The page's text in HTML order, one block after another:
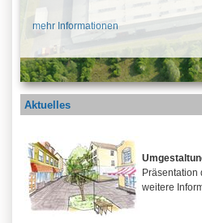
mehr Informationen
Aktuelles
Präsentation
weitere